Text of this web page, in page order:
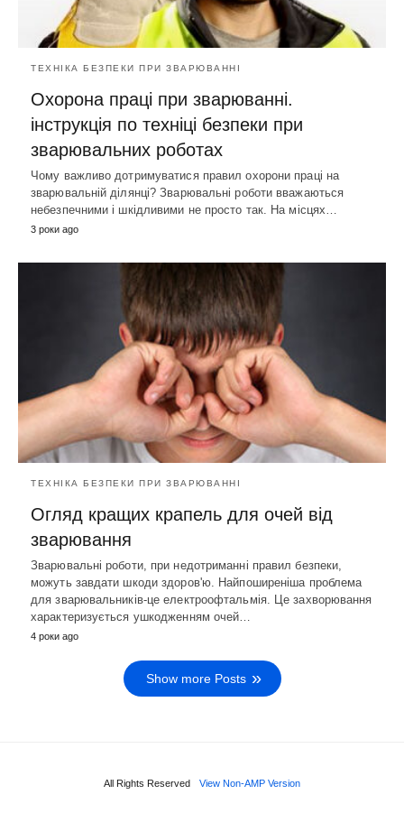
ТЕХНІКА БЕЗПЕКИ ПРИ ЗВАРЮВАННІ
Охорона праці при зварюванні.
інструкція по техніці безпеки при
зварювальних роботах
Чому важливо дотримуватися правил охорони праці на
зварювальній ділянці? Зварювальні роботи вважаються
небезпечними і шкідливими не просто так. На місцях…
3 роки ago
ТЕХНІКА БЕЗПЕКИ ПРИ ЗВАРЮВАННІ
Огляд кращих крапель для очей від
зварювання
Зварювальні роботи, при недотриманні правил безпеки,
можуть завдати шкоди здоров'ю. Найпоширеніша проблема
для зварювальників-це електроофтальмія. Це захворювання
характеризується ушкодженням очей…
4 роки ago
Show more Posts
All Rights Reserved View Non-AMP Version